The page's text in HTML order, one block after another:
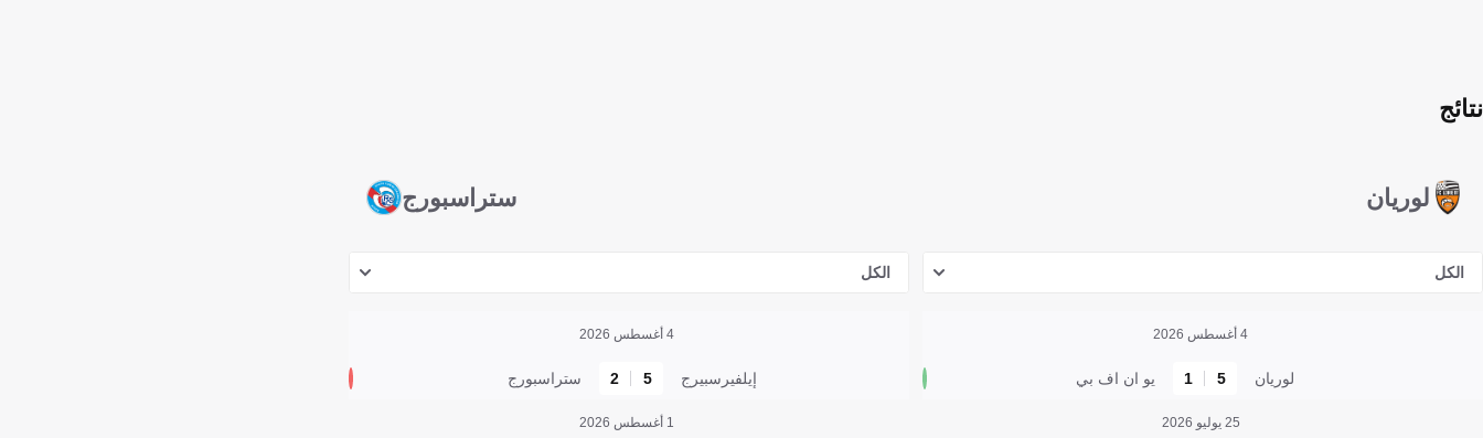
لوريان
نتائج
ستراسبورج
الكل
4 أغسطس 2026
لوريان 5
1 يو ان اف بي
25 يوليو 2026
الكل
4 أغسطس 2026
إيلفيرسبيرج 5
2 ستراسبورج
1 أغسطس 2026